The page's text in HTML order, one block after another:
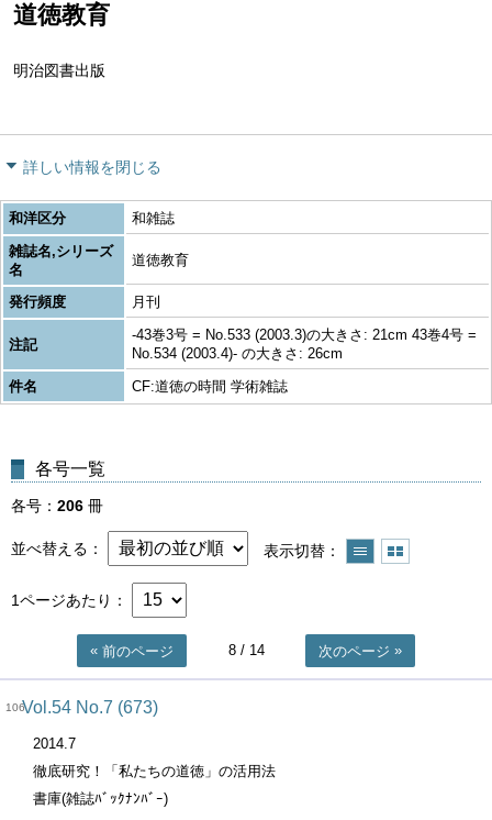
道徳教育
明治図書出版
詳しい情報を閉じる
和洋区分
和雑誌
雑誌名,シリーズ
名
道徳教育
発行頻度 月刊
注記
-43巻3号 = No.533 (2003.3)の大きさ: 21cm 43巻4号 =
No.534 (2003.4)- の大きさ: 26cm
件名
CF:道徳の時間 学術雑誌
各号一覧
各号 206 冊
並べ替える 表示切替
1ページあたり
前のページ 8/ 14 次のページ
106Vol.54 No.7 (673)
2014.7
徹底研究！「私たちの道徳」の活用法
書庫(雑誌ﾊﾞｯｸﾅﾝﾊﾞｰ)